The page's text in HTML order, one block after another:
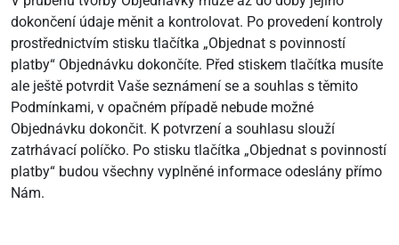
dokončení údaje měnit a kontrolovat. Po provedení kontroly
prostřednictvím stisku tlačítka „Objednat s povinností
platby“ Objednávku dokončíte. Před stiskem tlačítka musíte
ale ještě potvrdit Vaše seznámení se a souhlas s těmito
Podmínkami, v opačném případě nebude možné
Objednávku dokončit. K potvrzení a souhlasu slouží
zatrhávací políčko. Po stisku tlačítka „Objednat s povinností
platby“ budou všechny vyplněné informace odeslány přímo
Nám.